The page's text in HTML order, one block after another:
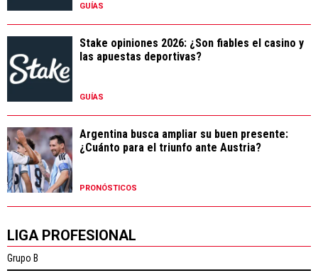
GUÍAS
Stake opiniones 2026: ¿Son fiables el casino y
las apuestas deportivas?
GUÍAS
Argentina busca ampliar su buen presente:
¿Cuánto para el triunfo ante Austria?
PRONÓSTICOS
LIGA PROFESIONAL